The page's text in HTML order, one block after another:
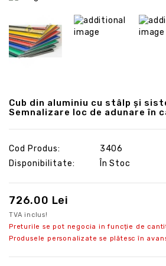
Cub din aluminiu cu stâlp și
Semnalizare loc de adunare în
Cod Produs:
3406
Disponibilitate:
În Stoc
726.00 Lei
TVA inclus!
Preturile se pot negocia in funcție de
Produsele personalizate se plătesc în